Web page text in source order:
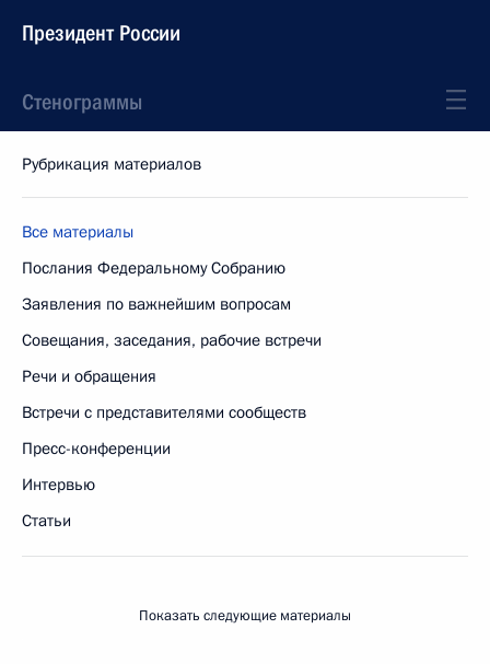
Президент России
Стенограммы
Рубрикация материалов
Все материалы
Послания Федеральному Собранию
Заявления по важнейшим вопросам
Совещания, заседания, рабочие встречи
Речи и обращения
Встречи с представителями сообществ
Пресс-конференции
Интервью
Статьи
Показать следующие материалы